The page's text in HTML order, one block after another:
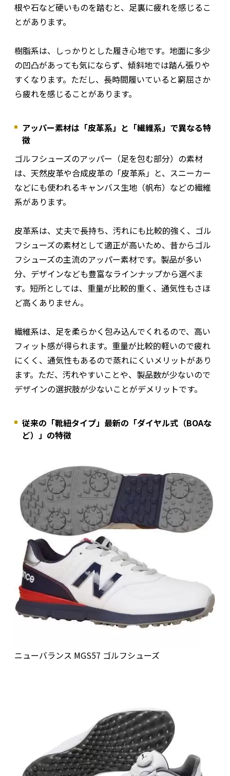
根や石など硬いものを踏むと、足裏に疲れを感じるこ
とがあります。
樹脂系は、しっかりとした履き心地です。地面に多少
の凹凸があっても気にならず、傾斜地では踏ん張りや
すくなります。ただし、長時間履いていると窮屈さか
ら疲れを感じることがあります。
アッパー素材は「皮革系」と「繊維系」で異なる特
徴
ゴルフシューズのアッパー（足を包む部分）の素材
は、天然皮革や合成皮革の「皮革系」と、スニーカー
などにも使われるキャンバス生地（帆布）などの繊維
系があります。
皮革系は、丈夫で長持ち、汚れにも比較的強く、ゴル
フシューズの素材として適正が高いため、昔からゴル
フシューズの主流のアッパー素材です。製品が多い
分、デザインなども豊富なラインナップから選べま
す。短所としては、重量が比較的重く、通気性もさほ
ど高くありません。
繊維系は、足を柔らかく包み込んでくれるので、高い
フィット感が得られます。重量が比較的軽いので疲れ
にくく、通気性もあるので蒸れにくいメリットがあり
ます。ただ、汚れやすいことや、製品数が少ないので
デザインの選択肢が少ないことがデメリットです。
従来の「靴紐タイプ」最新の「ダイヤル式（BOAな
ど）」の特徴
ニューバランス MGS57 ゴルフシューズ